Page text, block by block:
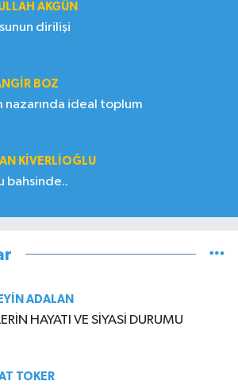
AKGÜN
dirilişi
BOZ
nazarında ideal toplum
KIVERLIOĞLU
bahsinde..
ADALAN
HAYATI VE SİYASİ DURUMU
TOKER